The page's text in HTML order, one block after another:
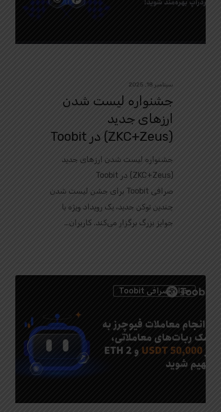
سپتامبر 18, 2025
جشنواره لیست شدن
ارزهای جدید
(ZKC+Zeus) در Toobit
جشنواره لیست شدن ارزهای جدید
(ZKC+Zeus) در Toobit
صرافی Toobit برای جشن لیست شدن
چندین توکن جدید، یک رویداد ویژه با
جوایز بزرگ برگزار می‌کند. کاربران…
جوایز صرافی Toobit 0